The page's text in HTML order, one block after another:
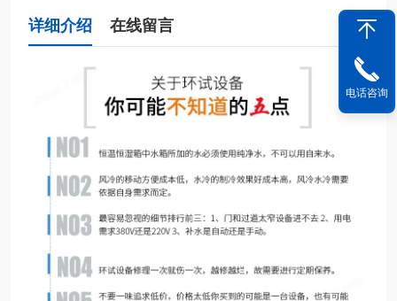
详细介绍 在线留言
电话咨询